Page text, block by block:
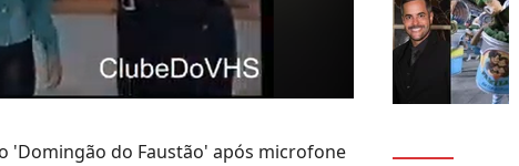
'Domingão do Faustão' após microfone